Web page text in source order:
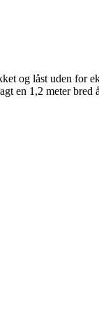
og låst uden for
en 1,2 meter bred